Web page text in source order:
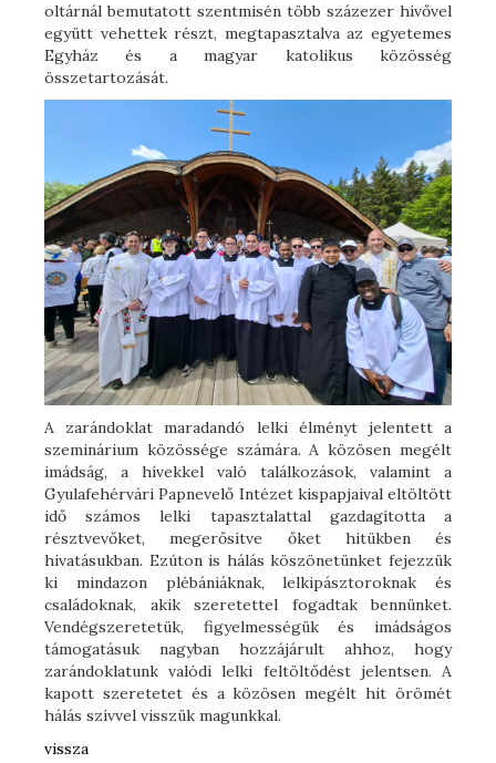
oltárnál bemutatott szentmisén több százezer hívővel
együtt vehettek részt, megtapasztalva az egyetemes
Egyház és a magyar katolikus közösség
összetartozását.
A zarándoklat maradandó lelki élményt jelentett a
szeminárium közössége számára. A közösen megélt
imádság, a hívekkel való találkozások, valamint a
Gyulafehérvári Papnevelő Intézet kispapjaival eltöltött
idő számos lelki tapasztalattal gazdagította a
résztvevőket, megerősítve őket hitükben és
hivatásukban. Ezúton is hálás köszönetünket fejezzük
ki mindazon plébániáknak, lelkipásztoroknak és
családoknak, akik szeretettel fogadtak bennünket.
Vendégszeretetük, figyelmességük és imádságos
támogatásuk nagyban hozzájárult ahhoz, hogy
zarándoklatunk valódi lelki feltöltődést jelentsen. A
kapott szeretetet és a közösen megélt hit örömét
hálás szívvel visszük magunkkal.
vissza